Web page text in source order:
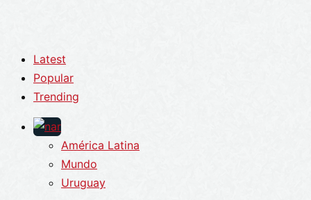
Latest
Popular
Trending
América Latina
Mundo
Uruguay